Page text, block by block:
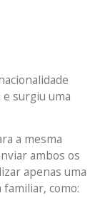
surgiu uma
a mesma
ambos os
apenas uma
como: